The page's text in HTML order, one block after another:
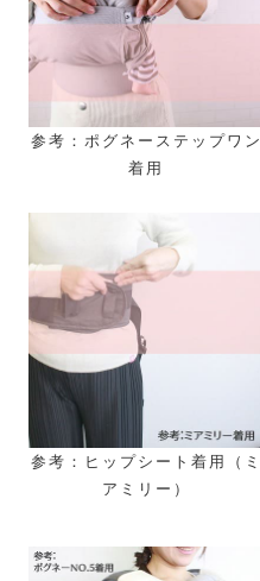
参考：ポグネーステップワン
着用
参考：ヒップシート着用（ミ
アミリー）